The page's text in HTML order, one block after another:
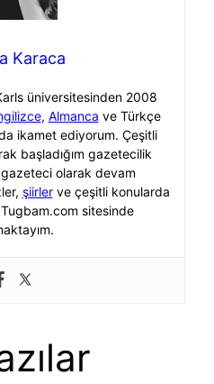
Karaca
üniversitesinden 2008
, Almanca ve Türkçe
ikamet ediyorum. Çeşitli
başladığım gazetecilik
olarak devam
şiirlerve çeşitli konularda
sitesinde